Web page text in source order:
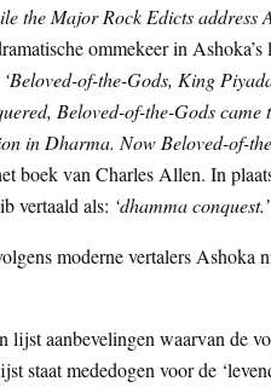
Major Rock Edicts address
ommekeer in
‘Beloved-of-the-Gods, King
Beloved-of-the-Gods
in Dharma. Now Beloved-of-
boek van Charles Allen. In
vertaald als: ‘dhamma conquest.’
moderne vertalers Ashoka
lijst aanbevelingen waarvan de
staat mededogen voor de